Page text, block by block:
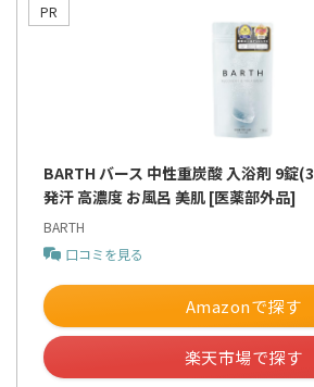
BARTH バース 中性重炭酸 入浴剤 9錠
発汗 高濃度 お風呂 美肌 [医薬部外品]
BARTH
口コミを見る
Amazonで探す
楽天市場で探す